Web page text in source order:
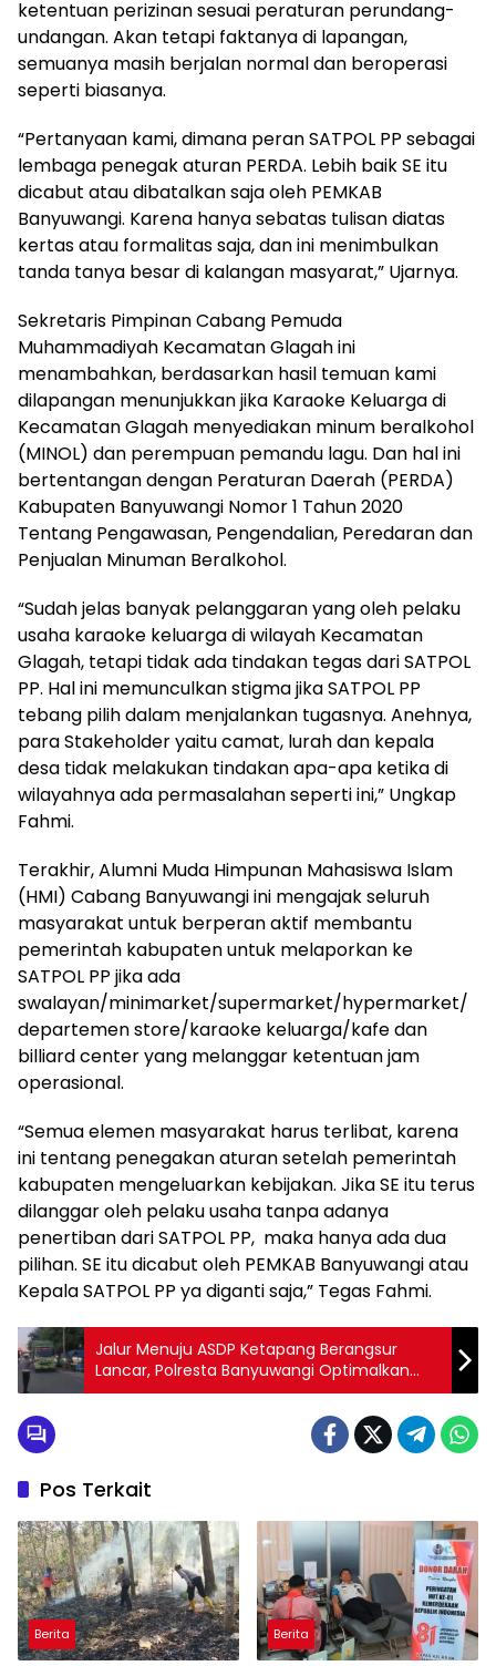
ketentuan perizinan sesuai peraturan perundang-
undangan. Akan tetapi faktanya di lapangan,
semuanya masih berjalan normal dan beroperasi
seperti biasanya.
“Pertanyaan kami, dimana peran SATPOL PP sebagai
lembaga penegak aturan PERDA. Lebih baik SE itu
dicabut atau dibatalkan saja oleh PEMKAB
Banyuwangi. Karena hanya sebatas tulisan diatas
kertas atau formalitas saja, dan ini menimbulkan
tanda tanya besar di kalangan masyarat,” Ujarnya.
Sekretaris Pimpinan Cabang Pemuda
Muhammadiyah Kecamatan Glagah ini
menambahkan, berdasarkan hasil temuan kami
dilapangan menunjukkan jika Karaoke Keluarga di
Kecamatan Glagah menyediakan minum beralkohol
(MINOL) dan perempuan pemandu lagu. Dan hal ini
bertentangan dengan Peraturan Daerah (PERDA)
Kabupaten Banyuwangi Nomor 1 Tahun 2020
Tentang Pengawasan, Pengendalian, Peredaran dan
Penjualan Minuman Beralkohol.
“Sudah jelas banyak pelanggaran yang oleh pelaku
usaha karaoke keluarga di wilayah Kecamatan
Glagah, tetapi tidak ada tindakan tegas dari SATPOL
PP. Hal ini memunculkan stigma jika SATPOL PP
tebang pilih dalam menjalankan tugasnya. Anehnya,
para Stakeholder yaitu camat, lurah dan kepala
desa tidak melakukan tindakan apa-apa ketika di
wilayahnya ada permasalahan seperti ini,” Ungkap
Fahmi.
Terakhir, Alumni Muda Himpunan Mahasiswa Islam
(HMI) Cabang Banyuwangi ini mengajak seluruh
masyarakat untuk berperan aktif membantu
pemerintah kabupaten untuk melaporkan ke
SATPOL PP jika ada
swalayan/minimarket/supermarket/hypermarket/
departemen store/karaoke keluarga/kafe dan
billiard center yang melanggar ketentuan jam
operasional.
“Semua elemen masyarakat harus terlibat, karena
ini tentang penegakan aturan setelah pemerintah
kabupaten mengeluarkan kebijakan. Jika SE itu terus
dilanggar oleh pelaku usaha tanpa adanya
penertiban dari SATPOL PP, maka hanya ada dua
pilihan. SE itu dicabut oleh PEMKAB Banyuwangi atau
Kepala SATPOL PP ya diganti saja,” Tegas Fahmi.
Jalur Menuju ASDP Ketapang Berangsur
Lancar, Polresta Banyuwangi Optimalkan
Buffer Zone Bulusan untuk Kendaraan Besar
Pos Terkait
Berita Berita